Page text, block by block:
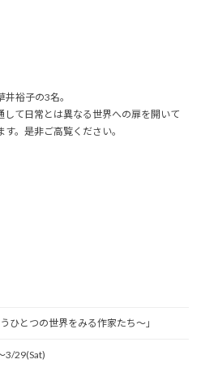
裕子の3名。
て日常とは異なる世界への扉を開いて
。是非ご高覧ください。
ひとつの世界をみる作家たち～」
3/29(Sat)